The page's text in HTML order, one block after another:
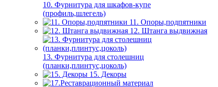
10. Фурнитура для шкафов-купе
(профиль,шлегель)
11. Опоры,подпятники
12. Штанга выдвижная
13. Фурнитура для столешниц
(планки,плинтус,цоколь)
15. Декоры